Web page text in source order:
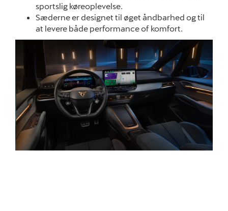
sportslig køreoplevelse.
Sæderne er designet til øget åndbarhed og til
at levere både performance of komfort.